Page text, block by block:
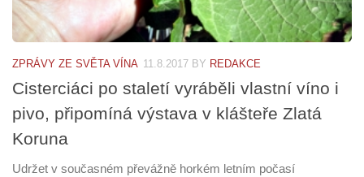
ZPRÁVY ZE SVĚTA VÍNA 11.8.2017 BY REDAKCE
Cisterciáci po staletí vyráběli vlastní víno i
pivo, připomíná výstava v klášteře Zlatá
Koruna
Udržet v současném převážně horkém letním počasí